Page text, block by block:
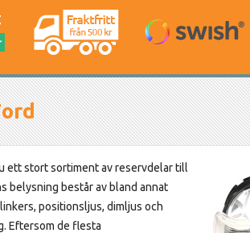
ett stort sortiment av reservdelar till
belysning består av bland annat
positionsljus, dimljus och
Eftersom de flesta